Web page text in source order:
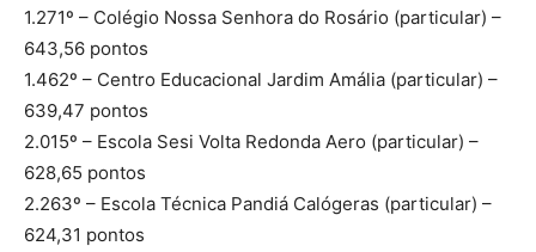
1.271º – Colégio Nossa Senhora do Rosário (particular) –
643,56 pontos
1.462º – Centro Educacional Jardim Amália (particular) –
639,47 pontos
2.015º – Escola Sesi Volta Redonda Aero (particular) –
628,65 pontos
2.263º – Escola Técnica Pandiá Calógeras (particular) –
624,31 pontos